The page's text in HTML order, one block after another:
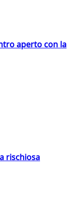
aperto con la
rischiosa